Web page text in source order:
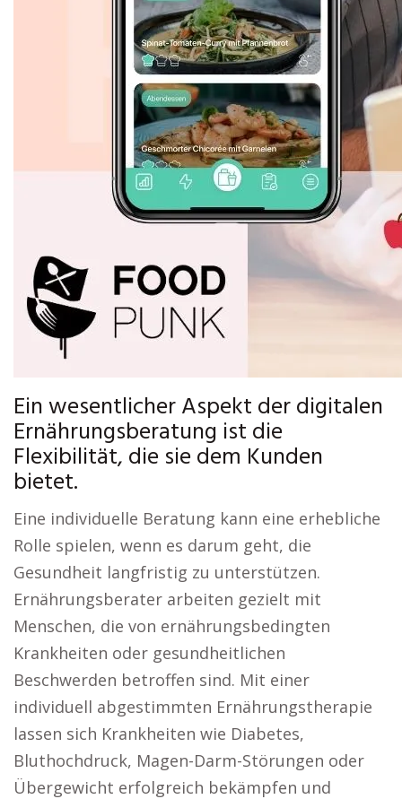
Ein wesentlicher Aspekt der digitalen
Ernährungsberatung ist die
Flexibilität, die sie dem Kunden
bietet.
Eine individuelle Beratung kann eine erhebliche
Rolle spielen, wenn es darum geht, die
Gesundheit langfristig zu unterstützen.
Ernährungsberater arbeiten gezielt mit
Menschen, die von ernährungsbedingten
Krankheiten oder gesundheitlichen
Beschwerden betroffen sind. Mit einer
individuell abgestimmten Ernährungstherapie
lassen sich Krankheiten wie Diabetes,
Bluthochdruck, Magen-Darm-Störungen oder
Übergewicht erfolgreich bekämpfen und